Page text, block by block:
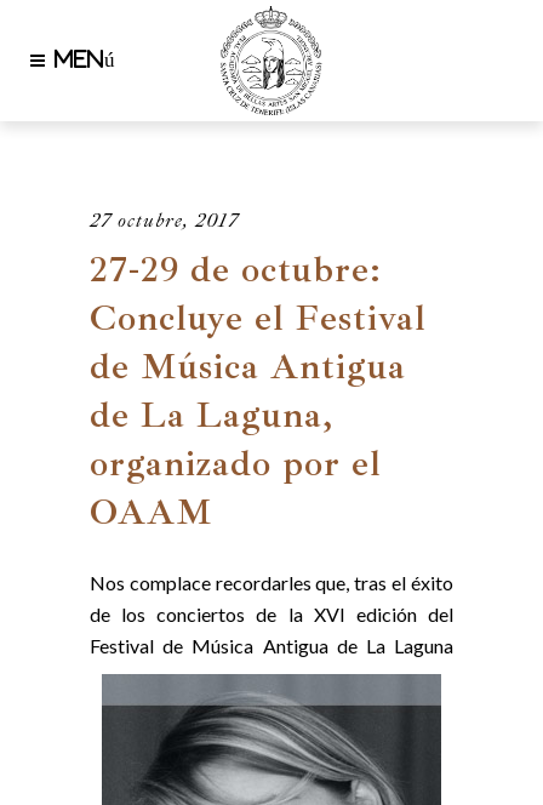
27 octubre, 2017
27-29 de octubre:
Concluye el Festival
de Música Antigua
de La Laguna,
organizado por el
OAAM
Nos complace recordarles que, tras el éxito
de los conciertos de la XVI edición del
Festival de Música Antigua de La Laguna